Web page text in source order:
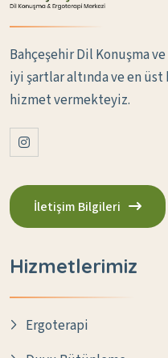
Bahçeşehir Dil Konuşma
iyi şartlar altında ve en
hizmet vermekteyiz.
İletişim Bilgileri
Hizmetlerimiz
Ergoterapi